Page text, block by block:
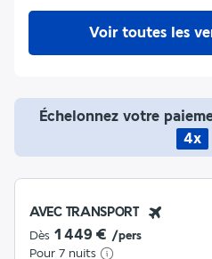
Voir toutes les
Échelonnez votre
4x
AVEC TRANSPORT
Dès 1 449 € /pers
Pour 7 nuits